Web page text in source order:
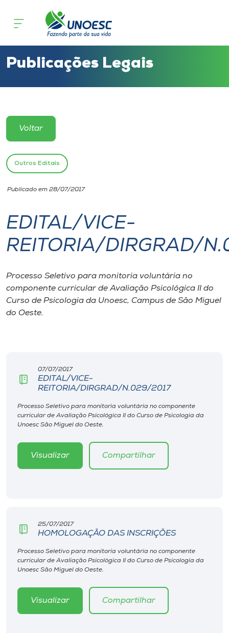
Cursos
Atendimento ao Estudante
Portal de Ensino
Unoesc
Internacionalização
I.nova
Diplomados
Cultura
Biblioteca
Editora
Museu
Selecione
o idioma
Publicações Legais
Voltar
Outros Editais
Publicado em 28/07/2017
EDITAL/VICE-
REITORIA/DIRGRAD/
Processo Seletivo para monitoria voluntária no
componente curricular de Avaliação Psicológica II do
Curso de Psicologia da Unoesc, Campus de São Miguel
do Oeste.
07/07/2017
EDITAL/VICE-
REITORIA/DIRGRAD/N.029/2017
Processo Seletivo para monitoria voluntária no componente
curricular de Avaliação Psicológica II do Curso de Psicologia da
Unoesc São Miguel do Oeste.
Visualizar Compartilhar
25/07/2017
HOMOLOGAÇÃO DAS INSCRIÇÕES
Processo Seletivo para monitoria voluntária no componente
curricular de Avaliação Psicológica II do Curso de Psicologia da
Unoesc São Miguel do Oeste.
Visualizar Compartilhar